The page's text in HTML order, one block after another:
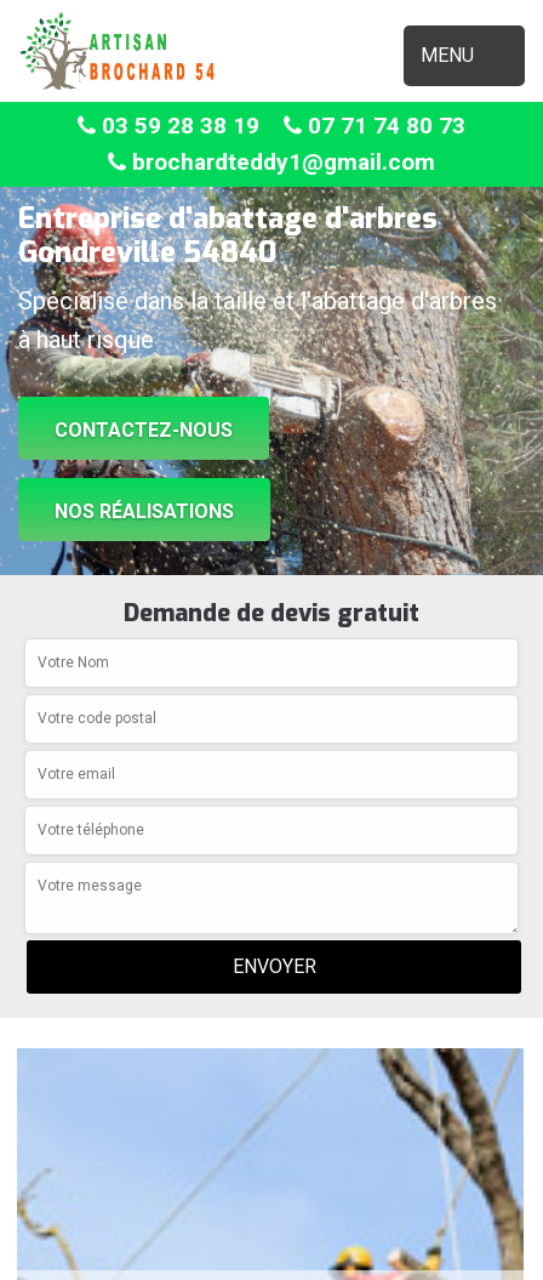
MENU
03 59 28 38 19
07 71 74 80 73
brochardteddy1@gmail.com
Entreprise d'abattage d'arbres
Gondreville 54840
Spécialisé dans la taille et l'abattage d'arbres
à haut risque
CONTACTEZ-NOUS
NOS RÉALISATIONS
Demande de devis gratuit